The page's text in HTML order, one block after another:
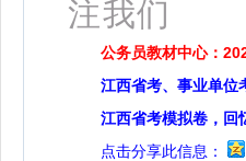
注我们
公务员教材中心：
江西省考、事业单位
江西省考模拟卷，回
点击分享此信息：